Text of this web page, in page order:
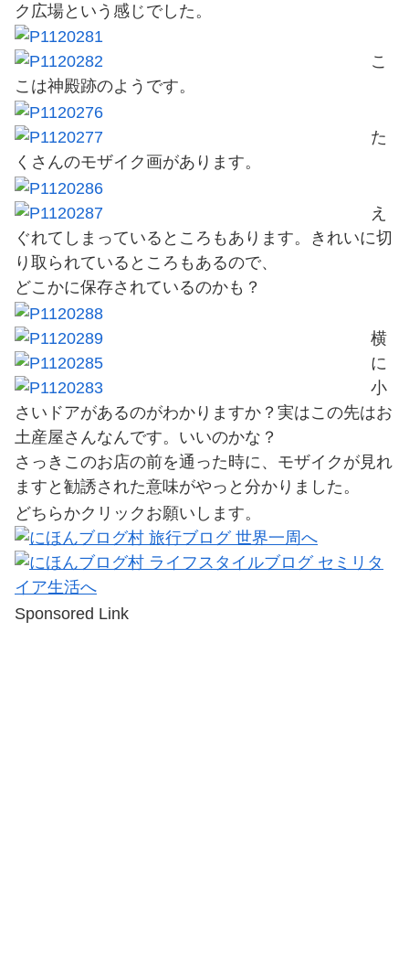
ク広場という感じでした。
こ
こは神殿跡のようです。
た
くさんのモザイク画があります。
え
ぐれてしまっているところもあります。きれいに切
り取られているところもあるので、
どこかに保存されているのかも？
横
に
小
さいドアがあるのがわかりますか？実はこの先はお
土産屋さんなんです。いいのかな？
さっきこのお店の前を通った時に、モザイクが見れ
ますと勧誘された意味がやっと分かりました。
どちらかクリックお願いします。
Sponsored Link